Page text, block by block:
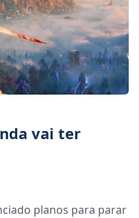
vai ter
planos para parar